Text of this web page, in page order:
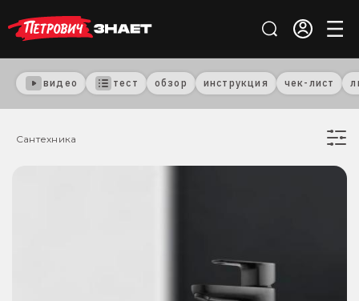
видео тест обзор инструкция чек-лист
Сантехника